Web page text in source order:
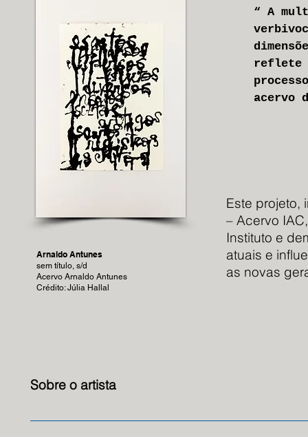
Arnaldo Antunes
sem título, s/d
Acervo Arnaldo Antunes
Crédito: Júlia Hallal
“ A
reflete
acervo
Este projeto,
– Acervo
Instituto e
atuais e
as novas
Sobre o artista
Arnaldo Augusto Nora Antunes Filho, mais